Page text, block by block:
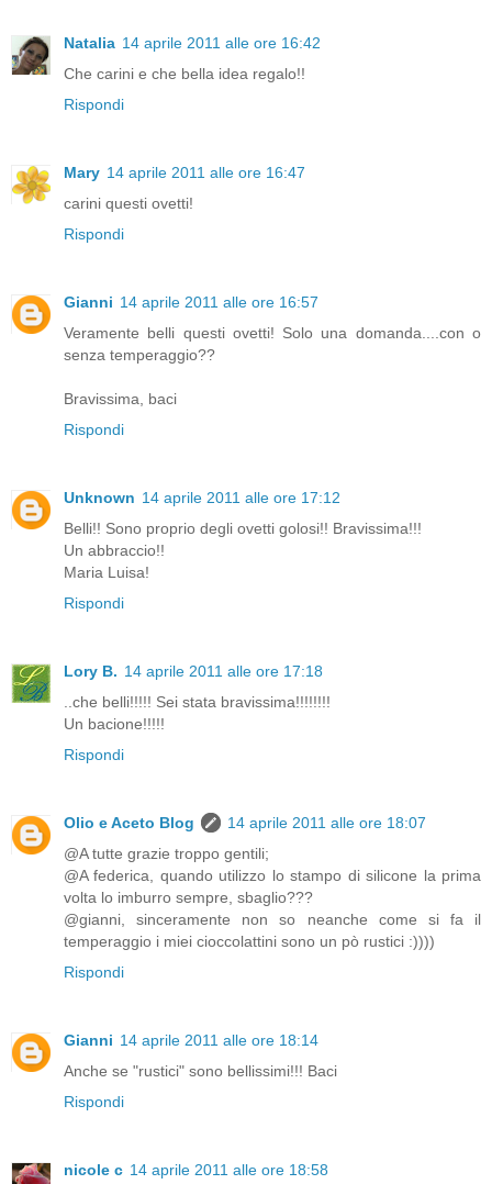
Natalia 14 aprile 2011 alle ore 16:42
Che carini e che bella idea regalo!!
Rispondi
Mary 14 aprile 2011 alle ore 16:47
carini questi ovetti!
Rispondi
Gianni 14 aprile 2011 alle ore 16:57
Veramente belli questi ovetti! Solo una domanda....con o
senza temperaggio??
Bravissima, baci
Rispondi
Unknown 14 aprile 2011 alle ore 17:12
Belli!! Sono proprio degli ovetti golosi!! Bravissima!!!
Un abbraccio!!
Maria Luisa!
Rispondi
Lory B. 14 aprile 2011 alle ore 17:18
..che belli!!!!! Sei stata bravissima!!!!!!!!
Un bacione!!!!!
Rispondi
Olio e Aceto Blog
14 aprile 2011 alle ore 18:07
@A tutte grazie troppo gentili;
@A federica, quando utilizzo lo stampo di silicone la prima
volta lo imburro sempre, sbaglio???
@gianni, sinceramente non so neanche come si fa il
temperaggio i miei cioccolattini sono un pò rustici :))))
Rispondi
Gianni 14 aprile 2011 alle ore 18:14
Anche se "rustici" sono bellissimi!!! Baci
Rispondi
nicole c 14 aprile 2011 alle ore 18:58